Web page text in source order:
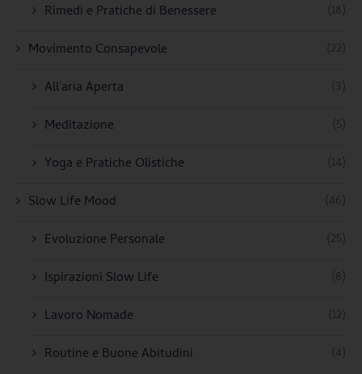
Rimedi e Pratiche di Benessere
(18)
Movimento Consapevole
(22)
All'aria Aperta
(3)
Meditazione
(5)
Yoga e Pratiche Olistiche
(14)
Slow Life Mood
(46)
Evoluzione Personale
(25)
Ispirazioni Slow Life
(8)
Lavoro Nomade
(12)
Routine e Buone Abitudini
(4)